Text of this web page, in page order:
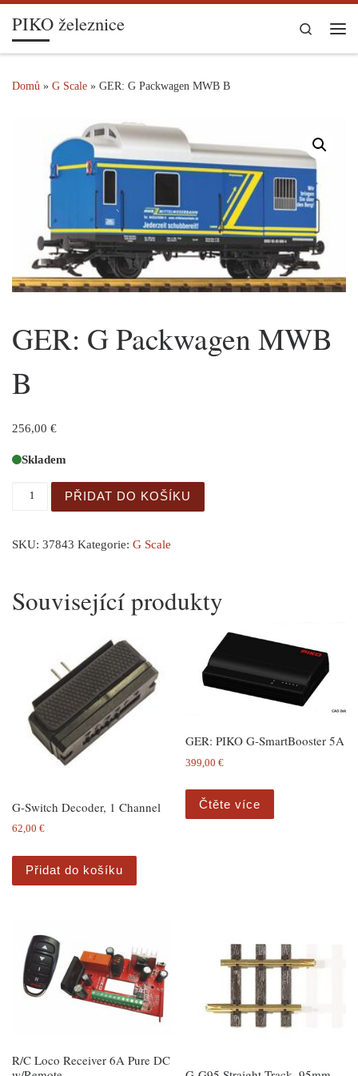
Skip to content
PIKO železnice
Search
Domů » G Scale » GER: G Packwagen MWB B
GER: G Packwagen MWB
B
256,00 €
Skladem
GER: G Packwagen MWB B množství
PŘIDAT DO KOŠÍKU
SKU: 37843 Kategorie: G Scale
Související produkty
G-Switch Decoder, 1 Channel
62,00 €
Přidat do košíku
GER: PIKO G-SmartBooster 5A
399,00€
Čtěte více
R/C Loco Receiver 6A Pure DC